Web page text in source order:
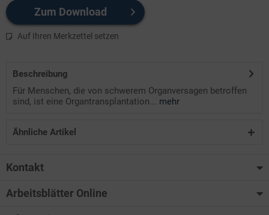
Zum Download
Auf Ihren Merkzettel setzen
Beschreibung
Für Menschen, die von schwerem Organversagen betroffen
sind, ist eine Organtransplantation... mehr
Ähnliche Artikel
Kontakt
Arbeitsblätter Online